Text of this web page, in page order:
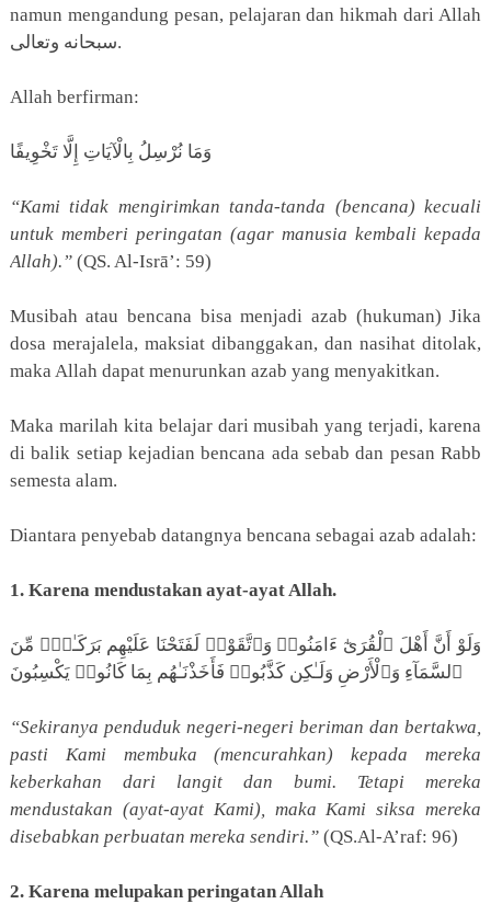
namun mengandung pesan, pelajaran dan hikmah dari Allah
سبحانه وتعالى.
Allah berfirman:
وَمَا نُرْسِلُ بِالْآيَاتِ إِلَّا تَخْوِيفًا
“Kami tidak mengirimkan tanda-tanda (bencana) kecuali
untuk memberi peringatan (agar manusia kembali kepada
Allah).”(QS. Al-Isrā’: 59)
Musibah atau bencana bisa menjadi azab (hukuman) Jika
dosa merajalela, maksiat dibanggakan, dan nasihat ditolak,
maka Allah dapat menurunkan azab yang menyakitkan.
Maka marilah kita belajar dari musibah yang terjadi, karena
di balik setiap kejadian bencana ada sebab dan pesan Rabb
semesta alam.
Diantara penyebab datangnya bencana sebagai azab adalah:
1. Karena mendustakan ayat-ayat Allah.
وَلَوْ أَنَّ أَهْلَ ٱلْقُرَىٰٓ ءَامَنُوا۟ وَٱتَّقَوْا۟ لَفَتَحْنَا عَلَيْهِم بَرَكَـٰتٍۢ مِّنَ
ٱلسَّمَآءِ وَٱلْأَرْضِ وَلَـٰكِن كَذَّبُوا۟ فَأَخَذْنَـٰهُم بِمَا كَانُوا۟ يَكْسِبُونَ
“Sekiranya penduduk negeri-negeri beriman dan bertakwa,
pasti Kami membuka (mencurahkan) kepada mereka
keberkahan dari langit dan bumi. Tetapi mereka
mendustakan (ayat-ayat Kami), maka Kami siksa mereka
disebabkan perbuatan mereka sendiri.”(QS.Al-A’raf: 96)
2. Karena melupakan peringatan Allah